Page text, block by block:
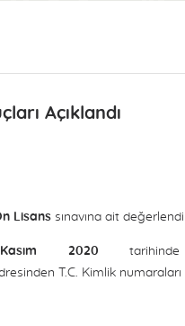
Açıklandı
Lisans sınavına ait
2020
T.C. Kimlik